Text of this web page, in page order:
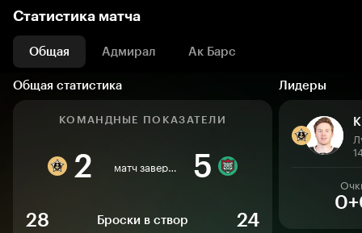
Статистика матча
Общая Адмирал Ак Барс
Общая статистика Лидеры
КОМАНДНЫЕ ПОКАЗАТЕЛИ
2 матч завершен 5
28 Броски в створ
24